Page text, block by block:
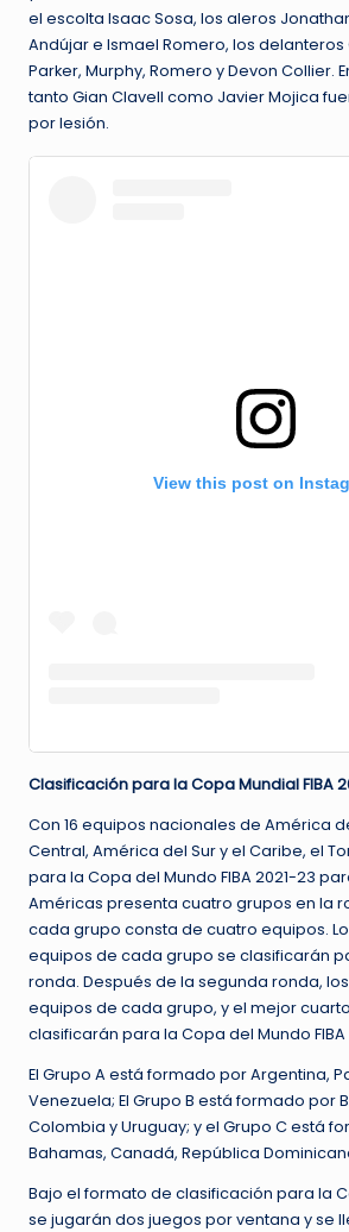
el escolta Isaac Sosa, los aleros
Andújar e Ismael Romero, los delanteros
Parker, Murphy, Romero y Devon Collier.
tanto Gian Clavell como Javier Mojica
por lesión.
View this post on
Clasificación para la Copa Mundial FIBA
Con 16 equipos nacionales de América
Central, América del Sur y el Caribe, el
para la Copa del Mundo FIBA ​​2021-23
Américas presenta cuatro grupos en la
cada grupo consta de cuatro equipos.
equipos de cada grupo se clasificarán
ronda. Después de la segunda ronda,
equipos de cada grupo, y el mejor
clasificarán para la Copa del Mundo FIBA
El Grupo A está formado por Argentina,
Venezuela; El Grupo B está formado por
Colombia y Uruguay; y el Grupo C está
Bahamas, Canadá, República
Bajo el formato de clasificación para la
se jugarán dos juegos por ventana y se